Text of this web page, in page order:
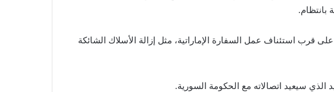
بانتظام.
استئناف عمل السفارة الإماراتية، مثل إزالة الأسلاك الشائكة
الذي سيعيد اتصالاته مع الحكومة السورية.